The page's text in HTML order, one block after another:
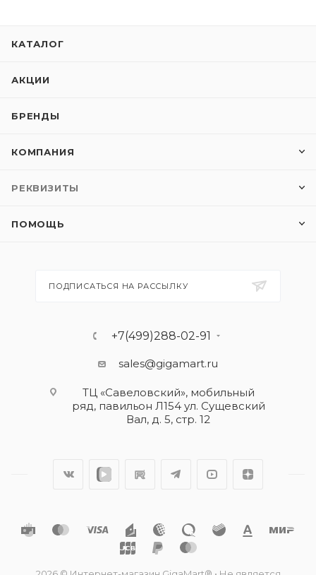
КАТАЛОГ
АКЦИИ
БРЕНДЫ
КОМПАНИЯ
РЕКВИЗИТЫ
ПОМОЩЬ
ПОДПИСАТЬСЯ НА РАССЫЛКУ
+7(499)288-02-91
sales@gigamart.ru
ТЦ «Савеловский», мобильный
ряд, павильон Л154 ул. Сущевский
Вал, д. 5, стр. 12